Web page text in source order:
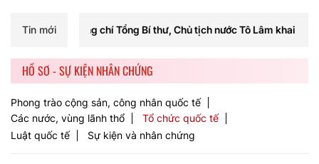
Tin mới
chí Tổng Bí thư, Chủ tịch nước Tô Lâm khai mạc Hội nghị Trung
HỒ SƠ - SỰ KIỆN NHÂN CHỨNG
Phong trào cộng sản, công nhân quốc tế
Các nước, vùng lãnh thổ
Tổ chức quốc tế
Luật quốc tế
Sự kiện và nhân chứng